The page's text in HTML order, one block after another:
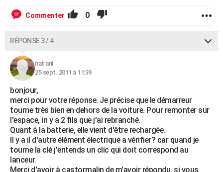
Commenter 0
RÉPONSE 3 / 4
nat ani
25 sept. 2011 à 11:39
bonjour,
merci pour votre réponse. Je précise que le démarreur
tourne très bien en dehors de la voiture. Pour remonter sur
l'espace, in y a 2 fils que j'ai rebranché.
Quant à la batterie, elle vient d'être rechargée.
Il y a il d'autre élément électrique a vérifier? car quand je
tourne la clé j'entends un clic qui doit correspond au
lanceur.
Merci d'avoir à castormalin de m'avoir répondu. si vous